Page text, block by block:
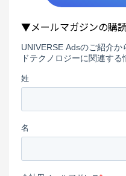
▼メールマガジンの購